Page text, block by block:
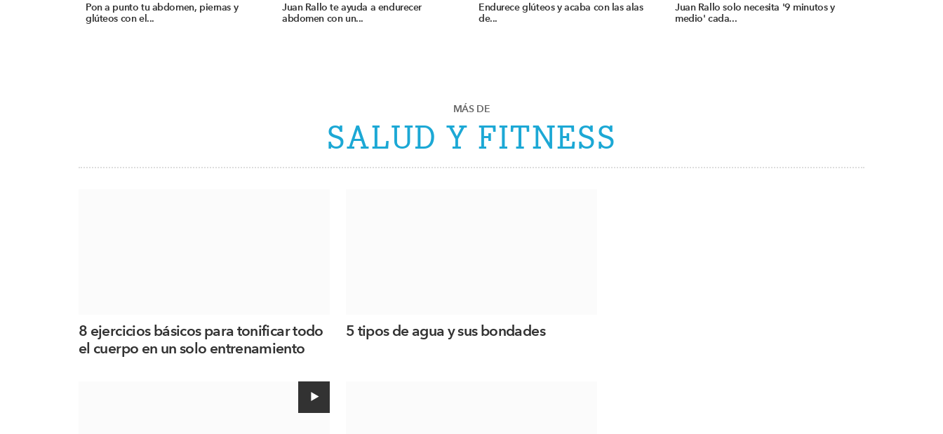
Pon a punto tu abdomen, piernas y
glúteos con el...
Juan Rallo te ayuda a endurecer
abdomen con un...
Endurece glúteos y acaba con las alas
de...
Juan Rallo solo necesita '9 minutos y
medio' cada...
MÁS DE
SALUD Y FITNESS
8 ejercicios básicos para tonificar todo
el cuerpo en un solo entrenamiento
5 tipos de agua y sus bondades